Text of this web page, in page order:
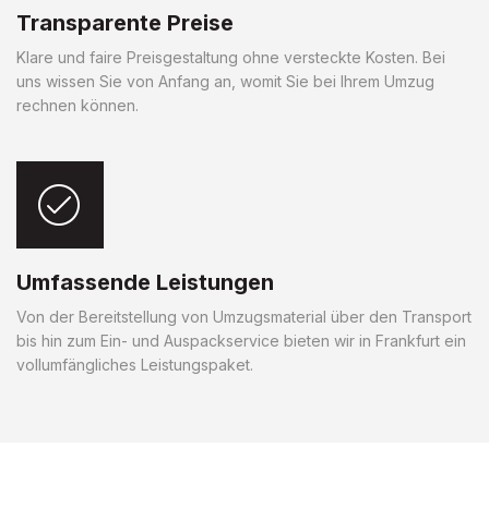
Transparente Preise
Klare und faire Preisgestaltung ohne versteckte Kosten. Bei
uns wissen Sie von Anfang an, womit Sie bei Ihrem Umzug
rechnen können.
Umfassende Leistungen
Von der Bereitstellung von Umzugsmaterial über den Transport
bis hin zum Ein- und Auspackservice bieten wir in Frankfurt ein
vollumfängliches Leistungspaket.